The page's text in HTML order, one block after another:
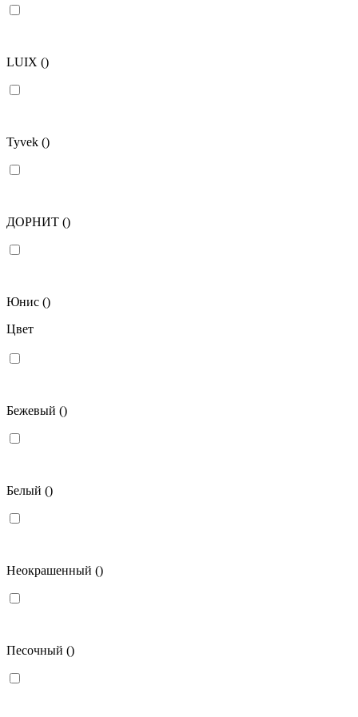
LUIX ()
Tyvek ()
ДОРНИТ ()
Юнис ()
Цвет
Бежевый ()
Белый ()
Неокрашенный ()
Песочный ()